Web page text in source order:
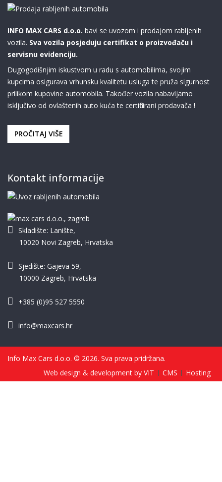
INFO MAX CARS d.o.o. bavi se uvozom i prodajom rabljenih
vozila. Sva vozila posjeduju certifikat o proizvođaču i
servisnu evidenciju.
Dugogodišnjim iskustvom u radu s automobilima, svojim
kupcima osigurava vrhunsku kvalitetu usluga te pruža sigurnost
prilikom kupovine automobila. Također vozila nabavljamo
isključivo od ovlaštenih auto kuća te certificirani prodavača !
PROČITAJ VIŠE
Kontakt informacije
Skladište: Lanište,
10020 Novi Zagreb, Hrvatska
Sjedište: Gajeva 59,
10000 Zagreb, Hrvatska
+385 (0)95 527 5550
info@maxcars.hr
Info Max Cars d.o.o. © 2026. Sva prava pridržana.
Web design & development by VIT
CMS Hosting